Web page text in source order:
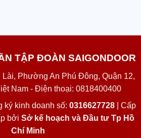
TẬP ĐOÀN SAIGONDOOR
Phường An Phú Đông, Quận 12,
Nam - Điện thoại: 0818400400
ký kinh doanh số: 0316627728| Cấp
bởi Sở kế hoạch và Đầu tư Tp Hồ
Chí Minh